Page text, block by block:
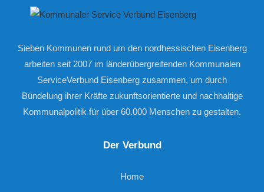
Sieben Kommunen rund um den nordhessischen Eisenberg
arbeiten seit 2007 im länderübergreifenden Kommunalen
ServiceVerbund Eisenberg zusammen, um durch
Bündelung ihrer Kräfte zukunftsorientierte und nachhaltige
Kommunalpolitik für über 60.000 Menschen zu gestalten.
Der Verbund
Home